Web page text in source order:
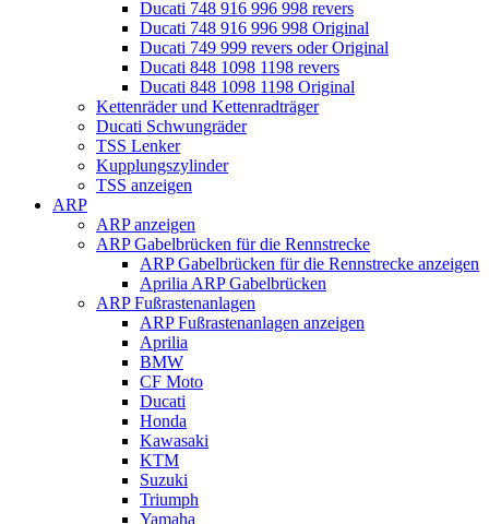
Ducati 748 916 996 998 revers
Ducati 748 916 996 998 Original
Ducati 749 999 revers oder Original
Ducati 848 1098 1198 revers
Ducati 848 1098 1198 Original
Kettenräder und Kettenradträger
Ducati Schwungräder
TSS Lenker
Kupplungszylinder
TSS anzeigen
ARP
ARP anzeigen
ARP Gabelbrücken für die Rennstrecke
ARP Gabelbrücken für die Rennstrecke anzeigen
Aprilia ARP Gabelbrücken
ARP Fußrastenanlagen
ARP Fußrastenanlagen anzeigen
Aprilia
BMW
CF Moto
Ducati
Honda
Kawasaki
KTM
Suzuki
Triumph
Yamaha